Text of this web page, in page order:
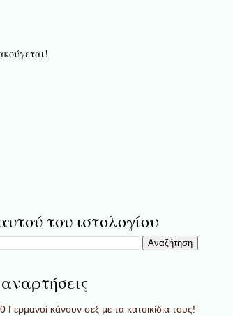
του ιστολογίου
Γερμανοί κάνουν σεξ με τα κατοικίδια τους!